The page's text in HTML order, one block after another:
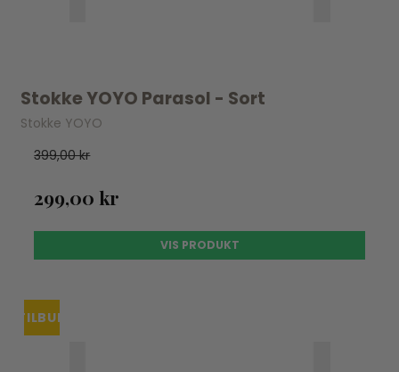
Stokke YOYO Parasol - Sort
Stokke YOYO
399,00 kr
299,00 kr
VIS PRODUKT
TILBUD